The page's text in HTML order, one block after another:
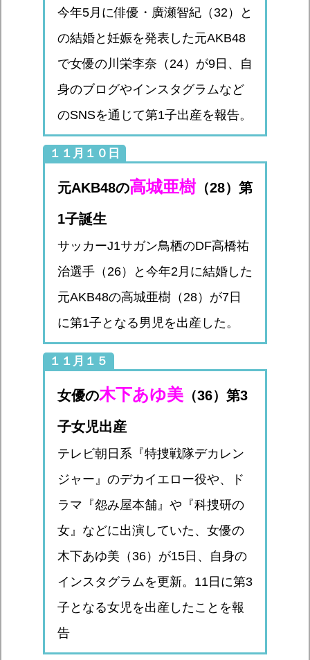
今年5月に俳優・廣瀬智紀（32）と
の結婚と妊娠を発表した元AKB48
で女優の川栄李奈（24）が9日、自
身のブログやインスタグラムなど
のSNSを通じて第1子出産を報告。
１１月１０日
元AKB48の高城亜樹（28）第
1子誕生
サッカーJ1サガン鳥栖のDF高橋祐
治選手（26）と今年2月に結婚した
元AKB48の高城亜樹（28）が7日
に第1子となる男児を出産した。
１１月１５
女優の木下あゆ美 （36）第3
子女児出産
テレビ朝日系『特捜戦隊デカレン
ジャー』のデカイエロー役や、ド
ラマ『怨み屋本舗』や『科捜研の
女』などに出演していた、女優の
木下あゆ美（36）が15日、自身の
インスタグラムを更新。11日に第3
子となる女児を出産したことを報
告